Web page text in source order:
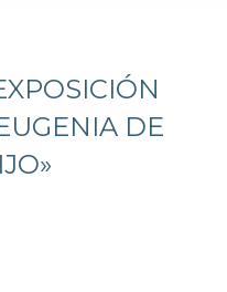
DE
aquí: